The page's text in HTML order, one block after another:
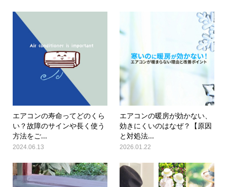
エアコンの寿命ってどのくら
い？故障のサインや長く使う
方法をご...
2024.06.13
エアコンの暖房が効かない、
効きにくいのはなぜ？【原因
と対処法...
2026.01.22